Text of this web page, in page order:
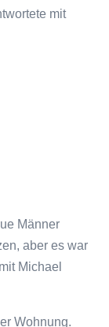
mit
Männer
aber es war
Michael
Wohnung.